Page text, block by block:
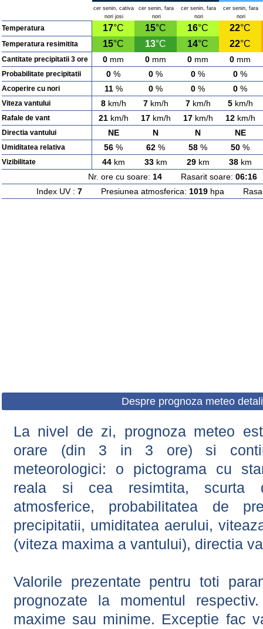
cer senin, cativa
nori josi
cer senin, fara
nori
cer senin, fara
nori
cer senin, fara
nori
Temperatura 17°C 15°C 16°C 22°C
Temperatura resimitita 15°C 13°C 14°C 22°C
Cantitate precipitatii 3 ore 0 mm 0 mm 0 mm 0 mm
Probabilitate precipitatii 0 % 0 % 0 % 0 %
Acoperire cu nori 11% 0 % 0 % 0 %
Viteza vantului 8km/h 7km/h 7km/h 5km/h
Rafale de vant 21km/h 17km/h 17km/h 12km/h
Directia vantului NE N N NE
Umiditatea relativa 56 % 62 % 58 % 50 %
Vizibilitate 44km 33km 29km 38km
Nr. ore cu soare: 14Rasarit soare: 06:16
Index UV : 7Presiunea atmosferica: 1019hpa
Despre prognoza meteo
La nivel de zi, prognoza meteo
orare (din 3 in 3 ore) si
meteorologici: o pictograma cu
reala si cea resimtita, scurta
atmosferice, probabilitatea de
precipitatii, umiditatea aerului,
(viteza maxima a vantului), directia
Valorile prezentate pentru toti
prognozate la momentul
maxime sau minime. Exceptie fac